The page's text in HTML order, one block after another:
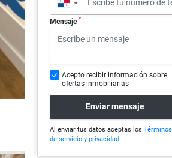
▼
Mensaje *
Acepto recibir información sobre
ofertas inmobiliarias
Enviar mensaje
Al enviar tus datos aceptas los Términos
de servicio y privacidad